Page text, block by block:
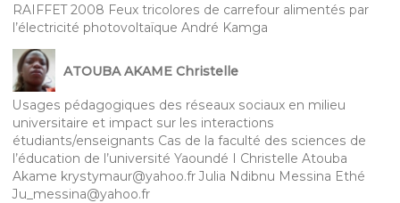
RAIFFET 2008 Feux tricolores de carrefour alimentés par
l’électricité photovoltaïque André Kamga
ATOUBA AKAME Christelle
Usages pédagogiques des réseaux sociaux en milieu
universitaire et impact sur les interactions
étudiants/enseignants Cas de la faculté des sciences de
l’éducation de l’université Yaoundé I Christelle Atouba
Akame krystymaur@yahoo.fr Julia Ndibnu Messina Ethé
Ju_messina@yahoo.fr